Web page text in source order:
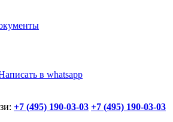
в whatsapp
+7 (495) 190-03-03 +7 (495) 190-03-03